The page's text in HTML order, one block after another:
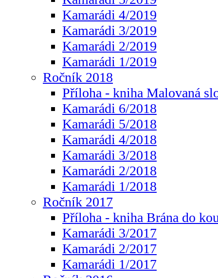
Kamarádi 4/2019
Kamarádi 3/2019
Kamarádi 2/2019
Kamarádi 1/2019
Ročník 2018
Příloha - kniha Malovaná
Kamarádi 6/2018
Kamarádi 5/2018
Kamarádi 4/2018
Kamarádi 3/2018
Kamarádi 2/2018
Kamarádi 1/2018
Ročník 2017
Příloha - kniha Brána do
Kamarádi 3/2017
Kamarádi 2/2017
Kamarádi 1/2017